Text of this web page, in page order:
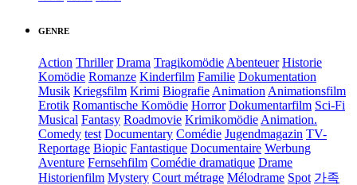
GENRE
Action Thriller Drama Tragikomödie Abenteuer Historie
Komödie Romanze Kinderfilm Familie Dokumentation
Musik Kriegsfilm Krimi Biografie Animation Animationsfilm
Erotik Romantische Komödie Horror Dokumentarfilm Sci-Fi
Musical Fantasy Roadmovie Krimikomödie Animation.
Comedy test Documentary Comédie Jugendmagazin TV-
Reportage Biopic Fantastique Documentaire Werbung
Aventure Fernsehfilm Comédie dramatique Drame
Historienfilm Mystery Court métrage Mélodrame Spot 가족